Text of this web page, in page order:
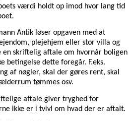
værdi holdt op imod hvor lang tid
Antik løser opgaven med at
plejehjem eller stor villa og
en skriftelig aftale om hvornår boligen
betingelse dette foregår. F.eks.
af nøgler, skal der gøres rent, skal
tømmes osv.
aftale giver tryghed for
ikke er i tvivl om hvad der er aftalt.